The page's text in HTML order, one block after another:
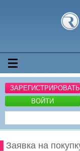
ВОЙТИ
Заявка на